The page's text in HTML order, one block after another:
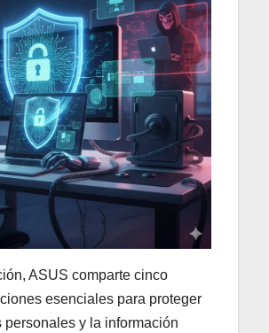
ASUS comparte cinco
esenciales para proteger
personales y la información